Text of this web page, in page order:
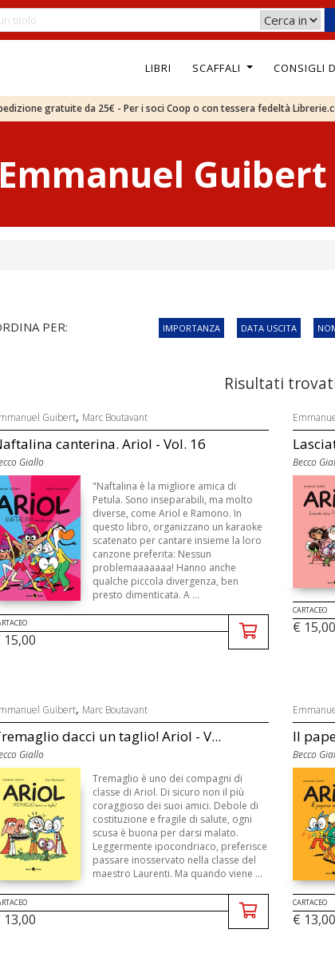
LIBRI SCAFFALI CONSIGLI
gratuite da 25€ - Per i soci Coop o con tessera fedeltà
Emmanuel Guibert
PER: IMPORTANZA DATA USCITA
Risultati
Guibert, Marc Boutavant
canterina. Ariol - Vol. 16
Giallo
"Naftalina è la migliore amica di
Petula. Sono inseparabili, ma molto
diverse, come Ariol e Ramono. In
questo libro, organizzano un karaoke
scatenato per cantare insieme la loro
canzone preferita: Nessun
problemaaaaaaa! Hanno anche
qualche piccola divergenza, ben
presto dimenticata. A ...
15,00
Becco
CARTACEO
€ 15,00
Guibert, Marc Boutavant
dacci un taglio! Ariol - V...
Giallo
Tremaglio è uno dei compagni di
classe di Ariol. Di sicuro non il più
coraggioso dei suoi amici. Debole di
costituzione e fragile di salute, ogni
scusa è buona per darsi malato.
Leggermente ipocondriaco, preferisce
passare inosservato nella classe del
maestro Laurenti. Ma quando viene ...
13,00
Il
Becco
CARTACEO
€ 13,00